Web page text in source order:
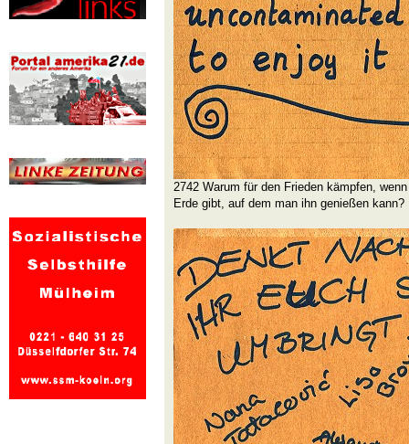
2742 Warum für den Frieden kämpfen,
Erde gibt, auf dem man ihn genießen kann?